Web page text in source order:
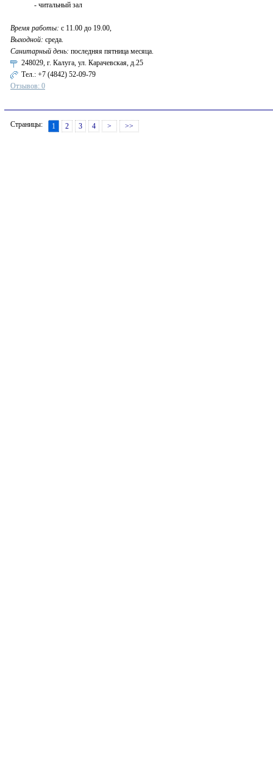
- читальный зал
Время работы: с 11.00 до 19.00,
Выходной: среда.
Санитарный день: последняя пятница месяца.
248029, г. Калуга, ул. Карачевская, д.25
Тел.: +7 (4842) 52-09-79
Отзывов: 0
Страницы: 1 2 3 4 > >>